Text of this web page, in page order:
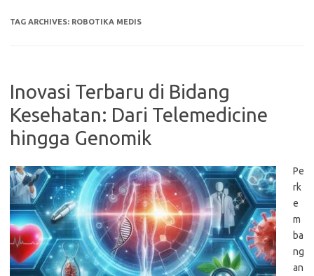
TAG ARCHIVES: ROBOTIKA MEDIS
Inovasi Terbaru di Bidang
Kesehatan: Dari Telemedicine
hingga Genomik
Pe
rk
e
m
ba
ng
an